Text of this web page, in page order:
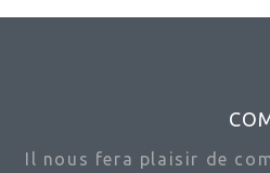
Il nous fera plaisir de